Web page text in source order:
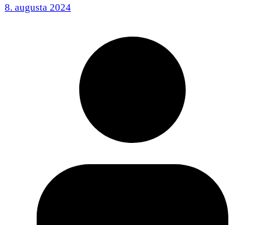
8. augusta 2024